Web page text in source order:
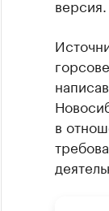
версия.
в